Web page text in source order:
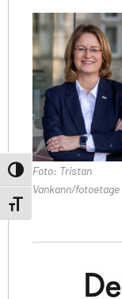
Umschalten auf hohe
Schrift vergrößern
Foto: Tristan
Vankann/fotoetage